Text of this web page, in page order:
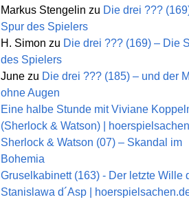
Markus Stengelin zu Die drei ???
Spur des Spielers
H. Simon zu Die drei ??? (169) – Die
des Spielers
June zu Die drei ??? (185) – und der
ohne Augen
Eine halbe Stunde mit Viviane
(Sherlock & Watson) |
Sherlock & Watson (07) – Skandal im
Bohemia
Gruselkabinett (163) - Der letzte Wille
Stanislawa d´Asp |